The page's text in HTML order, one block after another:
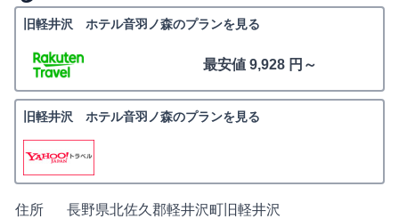
旧軽井沢 ホテル音羽ノ森のプランを見る
最安値 9,928 円～
旧軽井沢 ホテル音羽ノ森のプランを見る
住所
長野県北佐久郡軽井沢町旧軽井沢